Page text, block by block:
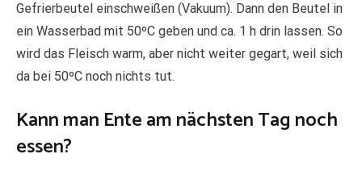
Gefrierbeutel einschweißen (Vakuum). Dann den Beutel in
ein Wasserbad mit 50ºC geben und ca. 1 h drin lassen. So
wird das Fleisch warm, aber nicht weiter gegart, weil sich
da bei 50ºC noch nichts tut.
Kann man Ente am nächsten Tag noch
essen?